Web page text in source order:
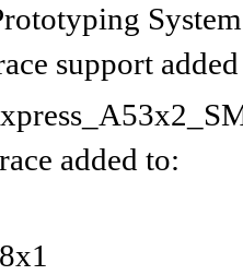
support
added to: